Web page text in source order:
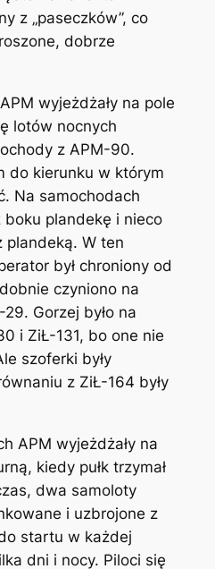
z „paseczków”, co
dobrze
wyjeżdżały na pole
lotów nocnych
z APM-90.
do kierunku w którym
Na samochodach
plandekę i nieco
plandeką. W ten
był chroniony od
czyniono na
Gorzej było na
i ZiŁ-131, bo one nie
szoferki były
z ZiŁ-164 były
APM wyjeżdżały na
kiedy pułk trzymał
dwa samoloty
i uzbrojone z
startu w każdej
dni i nocy. Piloci się